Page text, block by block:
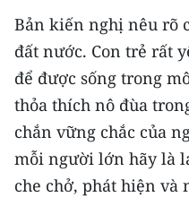
Trung du và miền núi
Đồng bằng sông Hồng
Bắc Trung Bộ
Duyên hải Nam Trung
Nguyên
Bản kiến nghị nêu rõ
đất nước. Con trẻ rất
để được sống trong
thỏa thích nô đùa
chắn vững chắc của
mỗi người lớn hãy là
che chở, phát hiện và